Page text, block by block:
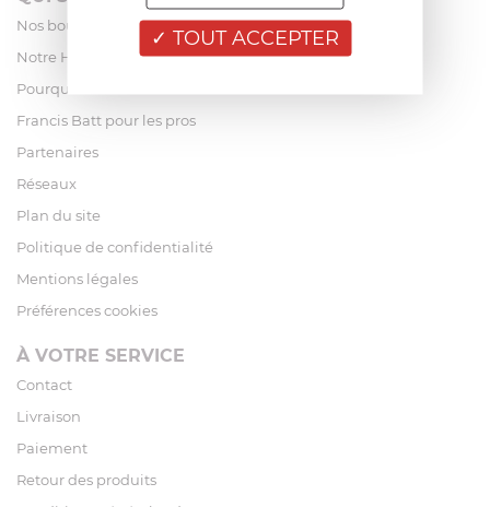
Nos boutiques
Notre Histoire
Pourquoi acheter chez Francis Batt ?
Francis Batt pour les pros
Partenaires
Réseaux
Plan du site
Politique de confidentialité
Mentions légales
Préférences cookies
À VOTRE SERVICE
Contact
Livraison
Paiement
Retour des produits
TOUT ACCEPTER